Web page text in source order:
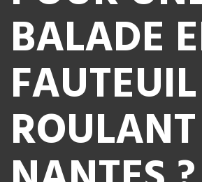
BALADE
FAUTEUIL